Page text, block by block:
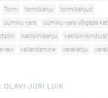
Torm tormikahju
tormikahjud
üürniku vara
üürniku vara võlgade
vaktsiinikahju
ravi vallandamine varakahju
OLAVI-JÜRI LUIK